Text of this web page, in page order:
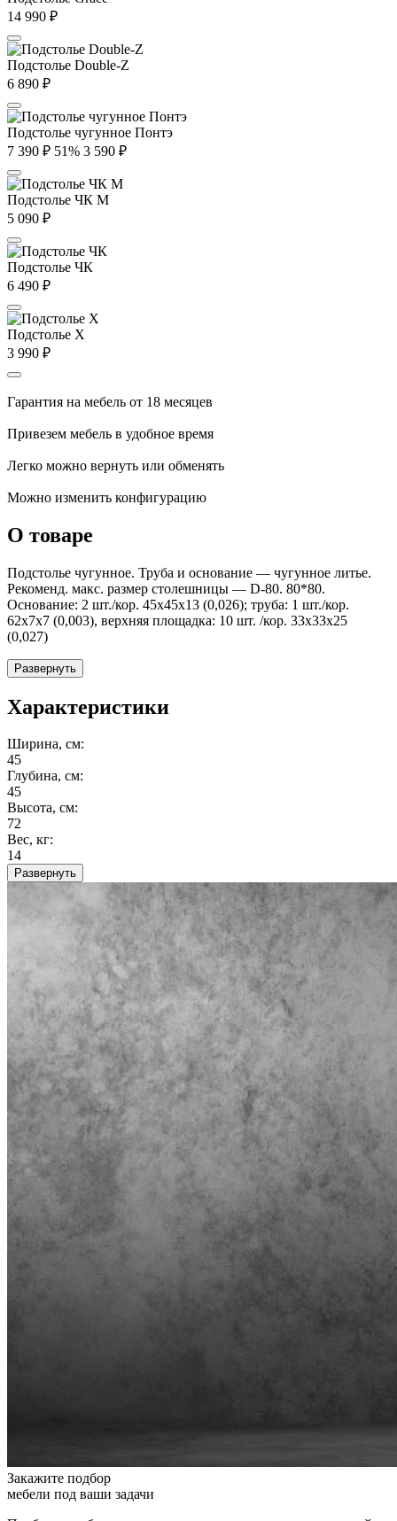
14 990 ₽
Подстолье Double-Z
6 890 ₽
Подстолье чугунное Понтэ
7 390 ₽ 51% 3 590 ₽
Подстолье ЧК М
5 090 ₽
Подстолье ЧК
6 490 ₽
Подстолье X
3 990 ₽
Гарантия на мебель от 18 месяцев
Привезем мебель в удобное время
Легко можно вернуть или обменять
Можно изменить конфигурацию
О товаре
Подстолье чугунное. Труба и основание — чугунное литье.
Рекоменд. макс. размер столешницы — D-80. 80*80.
Основание: 2 шт./кор. 45х45х13 (0,026); труба: 1 шт./кор.
62х7х7 (0,003), верхняя площадка: 10 шт. /кор. 33х33х25
(0,027)
Развернуть
Характеристики
Ширина, см:
45
Глубина, см:
45
Высота, см:
72
Вес, кг:
14
Развернуть
Закажите подбор
мебели под ваши задачи